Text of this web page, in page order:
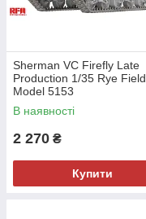
Sherman VC Firefly Late
Production 1/35 Rye Field
Model 5153
В наявності
2 270 ₴
Купити